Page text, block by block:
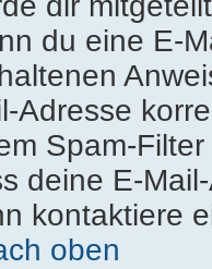
du eine E-
Adresse
Spam-
deine E-
kontaktiere
oben